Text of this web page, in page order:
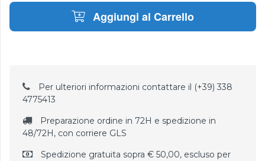
Aggiungi al Carrello
Per ulteriori informazioni contattare il (+39) 338
4775413
Preparazione ordine in 72H e spedizione in
48/72H, con corriere GLS
Spedizione gratuita sopra € 50,00, escluso per